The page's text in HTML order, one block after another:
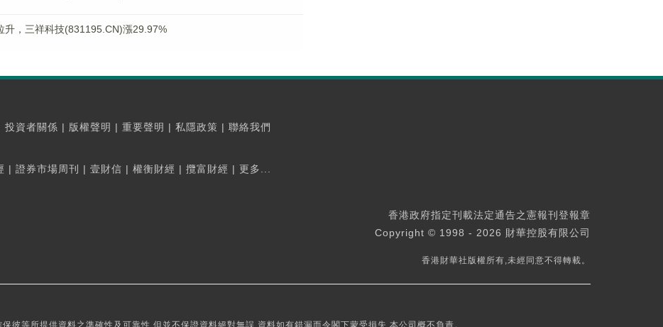
升，三祥科技(831195.CN)漲29.97%
投資者關係 | 版權聲明 | 重要聲明 | 私隱政策 | 聯絡我們
| 證券市場周刊 | 壹財信 | 權衡財經 | 攬富財經 | 更多...
香港政府指定刊載法定通告之憲報刊登報章
Copyright © 1998 - 2026 財華控股有限公司
香港財華社版權所有,未經同意不得轉載。